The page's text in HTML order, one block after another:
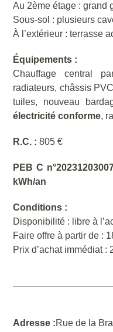
Au 2ème étage : grand
Sous-sol : plusieurs
À l’extérieur : terrasse
Équipements :
Chauffage central
radiateurs, châssis
tuiles, nouveau
électricité conforme,
R.C. : 805 €
PEB C
kWh/an
Conditions :
Disponibilité : libre à
Faire offre à partir de :
Prix d’achat immédiat :
Adresse :Rue de la